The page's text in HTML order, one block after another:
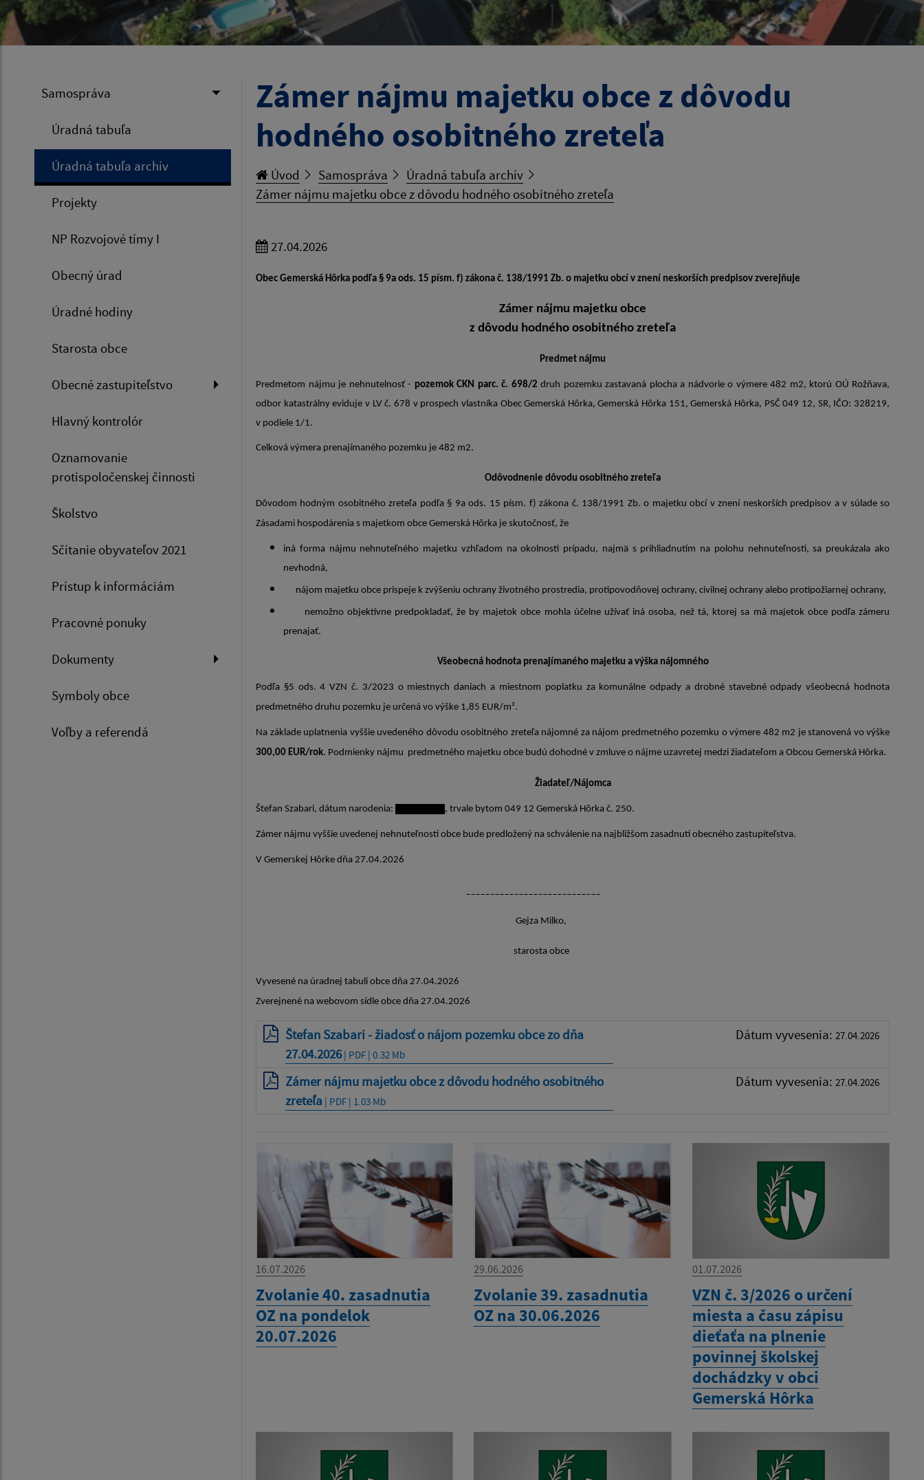
Samospráva
Úradná tabuľa
Úradná tabuľa archív
Projekty
NP Rozvojové tímy I
Obecný úrad
Úradné hodiny
Starosta obce
Obecné zastupiteľstvo
Hlavný kontrolór
Oznamovanie
protispoločenskej činnosti
Školstvo
Sčítanie obyvateľov 2021
Prístup k informáciám
Pracovné ponuky
Dokumenty
Symboly obce
Voľby a referendá
Zámer nájmu majetku obce z dôvodu
hodného osobitného zreteľa
Úvod Samospráva
Úradná tabuľa archív
Zámer nájmu majetku obce z dôvodu hodného osobitného zreteľa
27.04.2026
Obec Gemerská Hôrka podľa § 9a ods. 15 písm. f) zákona č. 138/1991 Zb. o majetku obcí v znení neskorších predpisov zverejňuje
Zámer nájmu majetku obce
z dôvodu hodného osobitného zreteľa
Predmet nájmu
Predmetom nájmu je nehnutelnosť - pozemok CKN parc. č. 698/2 druh pozemku zastavaná plocha a nádvorie o výmere 482 m2, ktorú OÚ Rožňava,
odbor katastrálny eviduje v LV č. 678 v prospech vlastníka Obec Gemerská Hôrka, Gemerská Hôrka 151, Gemerská Hôrka, PSČ 049 12, SR, IČO: 328219,
v podiele 1/1.
Celková výmera prenajímaného pozemku je 482 m2.
Odôvodnenie dôvodu osobitného zreteľa
Dôvodom hodným osobitného zreteľa podľa § 9a ods. 15 písm. f) zákona č. 138/1991 Zb. o majetku obcí v znení neskorších predpisov a v súlade so
Zásadami hospodárenia s majetkom obce Gemerská Hôrka je skutočnosť, že
iná forma nájmu nehnuteľného majetku vzhľadom na okolnosti prípadu, najmä s prihliadnutím na polohu nehnuteľnosti, sa preukázala ako
nevhodná,
nájom majetku obce prispeje k zvýšeniu ochrany životného prostredia, protipovodňovej ochrany, civilnej ochrany alebo protipožiarnej ochrany,
nemožno objektívne predpokladať, že by majetok obce mohla účelne užívať iná osoba, než tá, ktorej sa má majetok obce podľa zámeru
prenajať.
Všeobecná hodnota prenajímaného majetku a výška nájomného
Podľa §5 ods. 4 VZN č. 3/2023 o miestnych daniach a miestnom poplatku za komunálne odpady a drobné stavebné odpady všeobecná hodnota
predmetného druhu pozemku je určená vo výške 1,85 EUR/m².
Na základe uplatnenia vyššie uvedeného dôvodu osobitného zreteľa nájomné za nájom predmetného pozemku o výmere 482 m2 je stanovená vo výške
300,00 EUR/rok. Podmienky nájmu predmetného majetku obce budú dohodné v zmluve o nájme uzavretej medzi žiadateľom a Obcou Gemerská Hôrka.
Žiadateľ/Nájomca
Štefan Szabari, dátum narodenia: , trvale bytom 049 12 Gemerská Hôrka č. 250.
Zámer nájmu vyššie uvedenej nehnuteľnosti obce bude predložený na schválenie na najbližšom zasadnutí obecného zastupiteľstva.
V Gemerskej Hôrke dňa 27.04.2026
Gejza Milko,
starosta obce
Vyvesené na úradnej tabuli obce dňa 27.04.2026
Zverejnené na webovom sídle obce dňa 27.04.2026
Štefan Szabari - žiadosť o nájom pozemku obce zo dňa
27.04.2026| PDF | 0.32 Mb
Dátum vyvesenia: 27.04.2026
Zámer nájmu majetku obce z dôvodu hodného osobitného
zreteľa | PDF | 1.03 Mb
Dátum vyvesenia: 27.04.2026
16.07.2026
Zvolanie 40. zasadnutia
OZ na pondelok
20.07.2026
29.06.2026
Zvolanie 39. zasadnutia
OZ na 30.06.2026
01.07.2026
VZN č. 3/2026 o určení
miesta a času zápisu
dieťaťa na plnenie
povinnej školskej
dochádzky v obci
Gemerská Hôrka